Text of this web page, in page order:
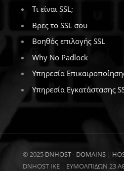
Τι είναι SSL;
Βρες το SSL σου
Βοηθός επιλογής SSL
Why No Padlock
Υπηρεσία
Υπηρεσία Εγκατάστασης
© 2025 DNHOST- DOMAINS|
DNHOST IKE | ΕΥΜΟΛΠΙΔΩΝ 23